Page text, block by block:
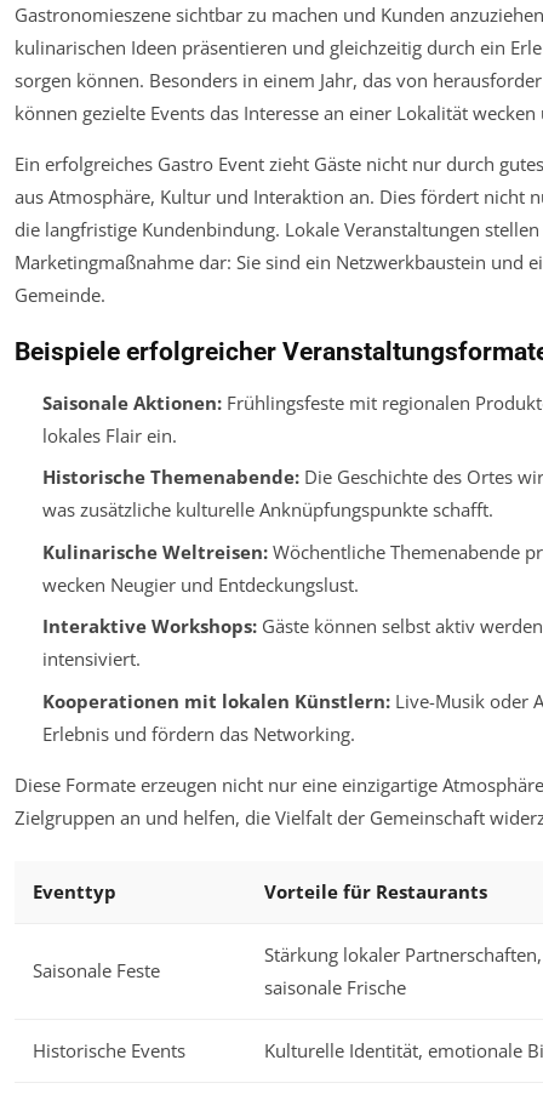
Gastronomieszene sichtbar zu machen und Kunden
kulinarischen Ideen präsentieren und gleichzeitig durch ein
sorgen können. Besonders in einem Jahr, das von
können gezielte Events das Interesse an einer Lokalität
Ein erfolgreiches Gastro Event zieht Gäste nicht nur durch
aus Atmosphäre, Kultur und Interaktion an. Dies fördert nicht
die langfristige Kundenbindung. Lokale Veranstaltungen
Marketingmaßnahme dar: Sie sind ein Netzwerkbaustein und
Gemeinde.
Beispiele erfolgreicher
Saisonale Aktionen:Frühlingsfeste mit regionalen
lokales Flair ein.
Historische Themenabende:Die Geschichte des Ortes
was zusätzliche kulturelle Anknüpfungspunkte schafft.
Kulinarische Weltreisen:Wöchentliche Themenabende
wecken Neugier und Entdeckungslust.
Interaktive Workshops:Gäste können selbst aktiv
intensiviert.
Kooperationen mit lokalen Künstlern:Live-Musik oder
Erlebnis und fördern das Networking.
Diese Formate erzeugen nicht nur eine einzigartige
Zielgruppen an und helfen, die Vielfalt der Gemeinschaft
Eventtyp Vorteile für Restaurants
Saisonale Feste
Stärkung lokaler Partnerschaften,
saisonale Frische
Historische Events Kulturelle Identität, emotionale